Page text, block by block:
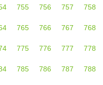
755 756 757 758
765 766 767 768
775 776 777 778
785 786 787 788